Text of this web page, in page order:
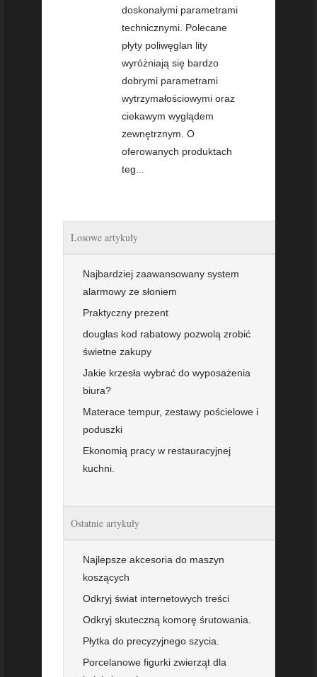
doskonałymi parametrami
technicznymi. Polecane
płyty poliwęglan lity
wyróżniają się bardzo
dobrymi parametrami
wytrzymałościowymi oraz
ciekawym wyglądem
zewnętrznym. O
oferowanych produktach
teg...
Losowe artykuły
Najbardziej zaawansowany system
alarmowy ze słoniem
Praktyczny prezent
douglas kod rabatowy pozwolą zrobić
świetne zakupy
Jakie krzesła wybrać do wyposażenia
biura?
Materace tempur, zestawy pościelowe i
poduszki
Ekonomią pracy w restauracyjnej
kuchni.
Ostatnie artykuły
Najlepsze akcesoria do maszyn
koszących
Odkryj świat internetowych treści
Odkryj skuteczną komorę śrutowania.
Płytka do precyzyjnego szycia.
Porcelanowe figurki zwierząt dla